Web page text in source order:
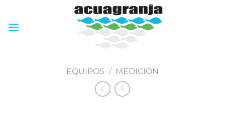
content
EQUIPOS / MEDICIÓN